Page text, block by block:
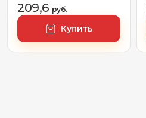
209,6 руб.
Купить